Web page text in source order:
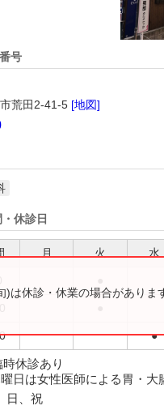
号
荒田2-41-5 [地図]
休診日
月 火 水
●
)は休診・休業の場合がありま
時休診あり
日は女性医師による胃・大
日、祝